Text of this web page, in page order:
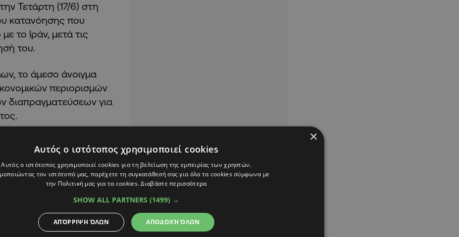
Τετάρτη (17/6) στη
κατανόησης που
το Ιράν, μετά τις
του.
το άμεσο άνοιγμα
περιορισμών
διαπραγματεύσεων για
×
Αυτός ο ιστότοπος χρησιμοποιεί cookies
Αυτός ο ιστότοπος χρησιμοποιεί cookies για τη βελτίωση της εμπειρίας των χρηστών.
τον ιστότοπό μας, παρέχετε τη συγκατάθεσή σας για όλα τα cookies σύμφωνα με
την Πολιτική μας για τα cookies.Διαβάστε περισσότερα
SHOW ALL PARTNERS (1499) →
ΑΠΟΔΟΧΉ ΌΛΩΝ
ΑΠΌΡΡΙΨΗ ΌΛΩΝ